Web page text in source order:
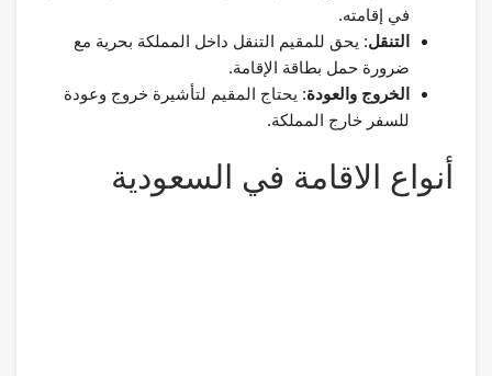
في إقامته.
التنقل: يحق للمقيم التنقل داخل المملكة بحرية مع
ضرورة حمل بطاقة الإقامة.
الخروج والعودة: يحتاج المقيم لتأشيرة خروج وعودة
للسفر خارج المملكة.
أنواع الاقامة في السعودية